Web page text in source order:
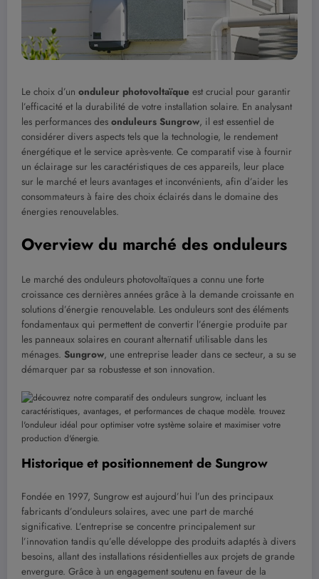
Le choix d’un onduleur photovoltaïque est crucial pour garantir
l’efficacité et la durabilité de votre installation solaire. En analysant
les performances des onduleurs Sungrow, il est essentiel de
considérer divers aspects tels que la technologie, le rendement
énergétique et le service après-vente. Ce comparatif vise à fournir
un éclairage sur les caractéristiques de ces appareils, leur place
sur le marché et leurs avantages et inconvénients, afin d’aider les
consommateurs à faire des choix éclairés dans le domaine des
énergies renouvelables.
Overview du marché des onduleurs
Le marché des onduleurs photovoltaïques a connu une forte
croissance ces dernières années grâce à la demande croissante en
solutions d’énergie renouvelable. Les onduleurs sont des éléments
fondamentaux qui permettent de convertir l’énergie produite par
les panneaux solaires en courant alternatif utilisable dans les
ménages. Sungrow, une entreprise leader dans ce secteur, a su se
démarquer par sa robustesse et son innovation.
Historique et positionnement de Sungrow
Fondée en 1997, Sungrow est aujourd’hui l’un des principaux
fabricants d’onduleurs solaires, avec une part de marché
significative. L’entreprise se concentre principalement sur
l’innovation tandis qu’elle développe des produits adaptés à divers
besoins, allant des installations résidentielles aux projets de grande
envergure. Grâce à un engagement soutenu en faveur de la